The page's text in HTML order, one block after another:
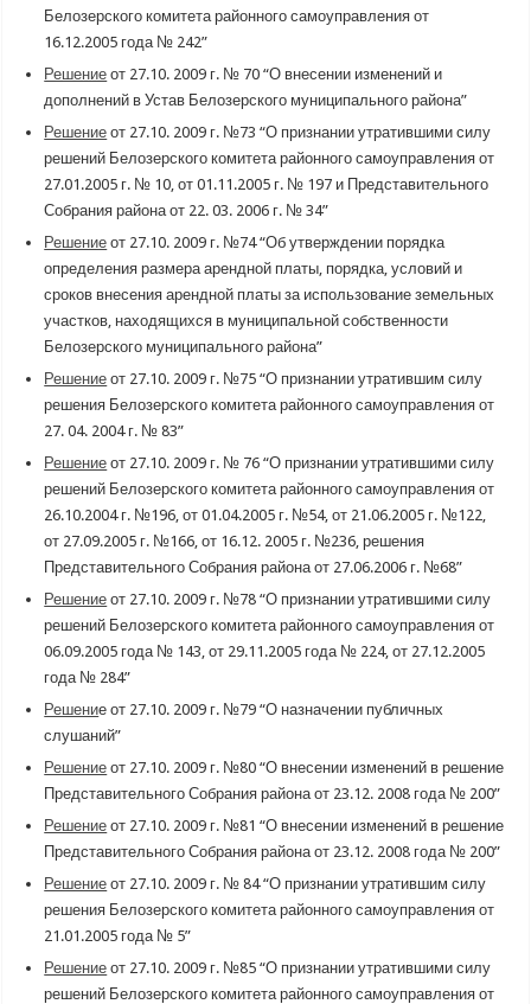
Белозерского комитета районного самоуправления от
16.12.2005 года № 242”
Решение от 27.10. 2009 г. № 70 “О внесении изменений и
дополнений в Устав Белозерского муниципального района”
Решение от 27.10. 2009 г. №73 “О признании утратившими силу
решений Белозерского комитета районного самоуправления от
27.01.2005 г. № 10, от 01.11.2005 г. № 197 и Представительного
Собрания района от 22. 03. 2006 г. № 34”
Решение от 27.10. 2009 г. №74 “Об утверждении порядка
определения размера арендной платы, порядка, условий и
сроков внесения арендной платы за использование земельных
участков, находящихся в муниципальной собственности
Белозерского муниципального района”
Решение от 27.10. 2009 г. №75 “О признании утратившим силу
решения Белозерского комитета районного самоуправления от
27. 04. 2004 г. № 83”
Решение от 27.10. 2009 г. № 76 “О признании утратившими силу
решений Белозерского комитета районного самоуправления от
26.10.2004 г. №196, от 01.04.2005 г. №54, от 21.06.2005 г. №122,
от 27.09.2005 г. №166, от 16.12. 2005 г. №236, решения
Представительного Собрания района от 27.06.2006 г. №68”
Решение от 27.10. 2009 г. №78 “О признании утратившими силу
решений Белозерского комитета районного самоуправления от
06.09.2005 года № 143, от 29.11.2005 года № 224, от 27.12.2005
года № 284”
Решение от 27.10. 2009 г. №79 “О назначении публичных
слушаний”
Решение от 27.10. 2009 г. №80 “О внесении изменений в решение
Представительного Собрания района от 23.12. 2008 года № 200”
Решение от 27.10. 2009 г. №81 “О внесении изменений в решение
Представительного Собрания района от 23.12. 2008 года № 200”
Решение от 27.10. 2009 г. № 84 “О признании утратившим силу
решения Белозерского комитета районного самоуправления от
21.01.2005 года № 5”
Решение от 27.10. 2009 г. №85 “О признании утратившими силу
решений Белозерского комитета районного самоуправления от